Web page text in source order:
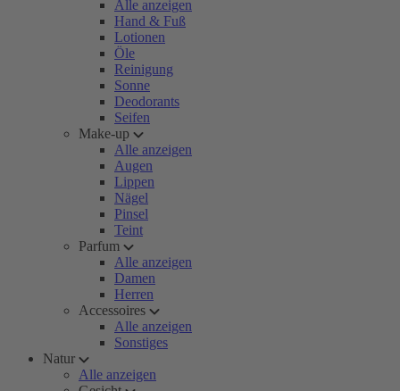
Alle anzeigen
Hand & Fuß
Lotionen
Öle
Reinigung
Sonne
Deodorants
Seifen
Make-up
Alle anzeigen
Augen
Lippen
Nägel
Pinsel
Teint
Parfum
Alle anzeigen
Damen
Herren
Accessoires
Alle anzeigen
Sonstiges
Natur
Alle anzeigen